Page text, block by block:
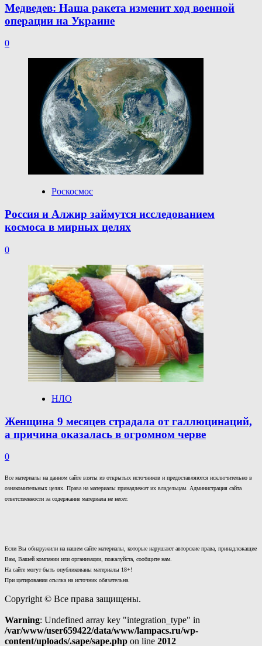
Медведев: Наша ракета изменит ход военной
операции на Украине
0
Роскосмос
Россия и Алжир займутся исследованием
космоса в мирных целях
0
НЛО
Женщина 9 месяцев страдала от галлюцинаций,
а причина оказалась в огромном черве
0
Все материалы на данном сайте взяты из открытых источников и предоставляются исключительно в
ознакомительных целях. Права на материалы принадлежат их владельцам. Администрация сайта
ответственности за содержание материала не несет.
Если Вы обнаружили на нашем сайте материалы, которые нарушают авторские права, принадлежащие
Вам, Вашей компании или организации, пожалуйста, сообщите нам.
На сайте могут быть опубликованы материалы 18+!
При цитировании ссылка на источник обязательна.
Copyright © Все права защищены.
Warning: Undefined array key "integration_type" in
/var/www/user659422/data/www/lampacs.ru/wp-
content/uploads/.sape/sape.php on line 2012